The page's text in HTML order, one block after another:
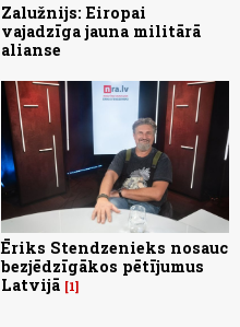
Zalužnijs: Eiropai
vajadzīga jauna militārā
alianse
Ēriks Stendzenieks nosauc
bezjēdzīgākos pētījumus
Latvijā 1